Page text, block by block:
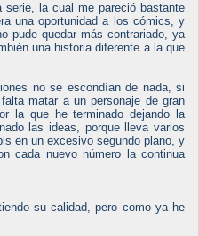
la cual me pareció bastante
una oportunidad a los cómics, y
pude quedar más contrariado, ya
una historia diferente a la que
no se escondían de nada, si
matar a un personaje de gran
la que he terminado dejando la
las ideas, porque lleva varios
en un excesivo segundo plano, y
cada nuevo número la continua
su calidad, pero como ya he